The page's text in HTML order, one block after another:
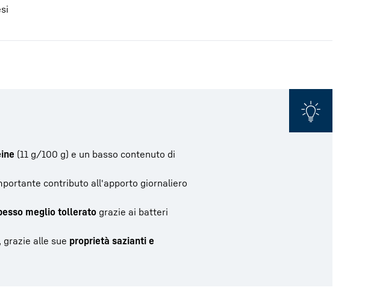
(11 g/100 g) e un basso contenuto di
contributo all'apporto giornaliero
meglio tollerato grazie ai batteri
alle sue proprietà sazianti e